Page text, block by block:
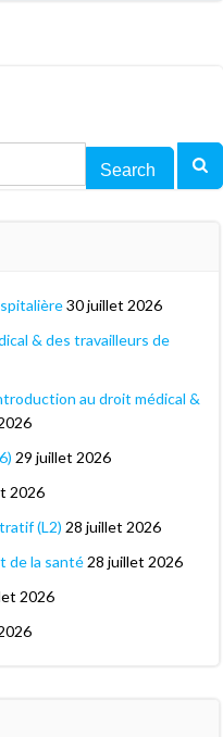
30 juillet 2026
& des travailleurs de
au droit médical &
29 juillet 2026
2026
(L2) 28 juillet 2026
de la santé 28 juillet 2026
2026